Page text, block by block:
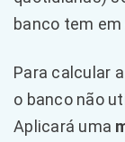
banco tem
Para calcular
o banco não
Aplicará uma